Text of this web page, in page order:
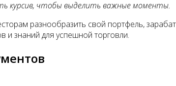
курсив, чтобы выделить важные моменты.
разнообразить свой портфель,
и знаний для успешной торговли.